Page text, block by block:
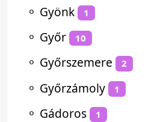
⚬ Gyönk 1
⚬ Győr 10
⚬ Győrszemere 2
⚬ Győrzámoly 1
⚬ Gádoros 1